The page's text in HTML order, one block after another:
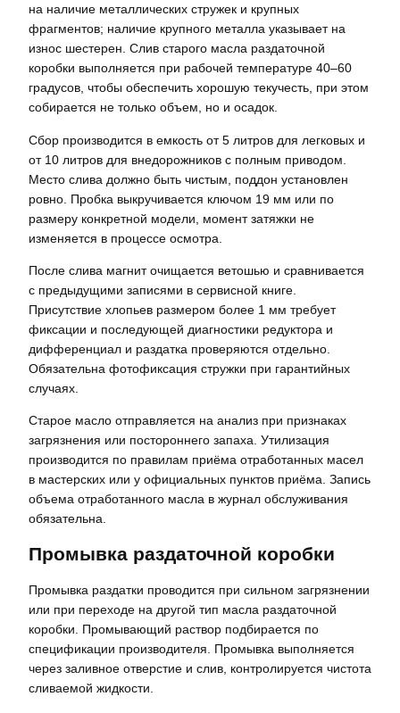
на наличие металлических стружек и крупных
фрагментов; наличие крупного металла указывает на
износ шестерен. Слив старого масла раздаточной
коробки выполняется при рабочей температуре 40–60
градусов, чтобы обеспечить хорошую текучесть, при этом
собирается не только объем, но и осадок.
Сбор производится в емкость от 5 литров для легковых и
от 10 литров для внедорожников с полным приводом.
Место слива должно быть чистым, поддон установлен
ровно. Пробка выкручивается ключом 19 мм или по
размеру конкретной модели, момент затяжки не
изменяется в процессе осмотра.
После слива магнит очищается ветошью и сравнивается
с предыдущими записями в сервисной книге.
Присутствие хлопьев размером более 1 мм требует
фиксации и последующей диагностики редуктора и
дифференциал и раздатка проверяются отдельно.
Обязательна фотофиксация стружки при гарантийных
случаях.
Старое масло отправляется на анализ при признаках
загрязнения или постороннего запаха. Утилизация
производится по правилам приёма отработанных масел
в мастерских или у официальных пунктов приёма. Запись
объема отработанного масла в журнал обслуживания
обязательна.
Промывка раздаточной коробки
Промывка раздатки проводится при сильном загрязнении
или при переходе на другой тип масла раздаточной
коробки. Промывающий раствор подбирается по
спецификации производителя. Промывка выполняется
через заливное отверстие и слив, контролируется чистота
сливаемой жидкости.